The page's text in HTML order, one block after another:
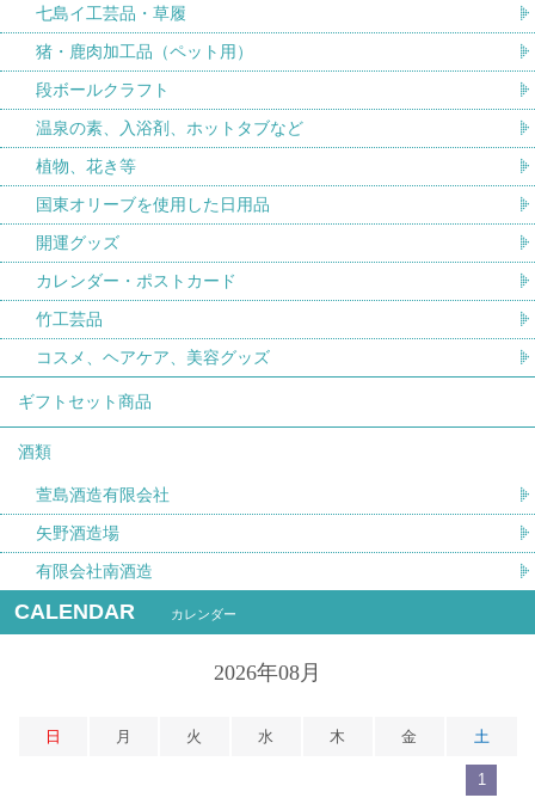
七島イ工芸品・草履
猪・鹿肉加工品（ペット用）
段ボールクラフト
温泉の素、入浴剤、ホットタブなど
植物、花き等
国東オリーブを使用した日用品
開運グッズ
カレンダー・ポストカード
竹工芸品
コスメ、ヘアケア、美容グッズ
ギフトセット商品
酒類
萱島酒造有限会社
矢野酒造場
有限会社南酒造
CALENDAR カレンダー
2026年08月
日 月 火 水 木 金 土
1